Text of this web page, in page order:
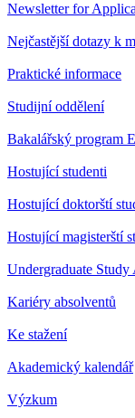
Newsletter for
Nejčastější dotazy k
Praktické informace
Studijní oddělení
Bakalářský program
Hostující studenti
Hostující doktorští
Hostující magisterští
Undergraduate Study
Kariéry absolventů
Ke stažení
Akademický kalendář
Výzkum